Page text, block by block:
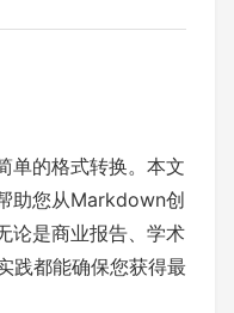
单的格式转换。本文
助您从Markdown创
论是商业报告、学术
践都能确保您获得最